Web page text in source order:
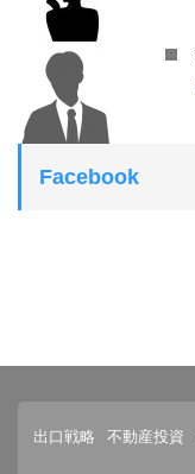
Facebook
出口戦略 不動産投資